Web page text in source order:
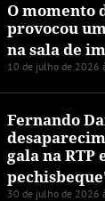
O momento
provocou
na sala de
10 de julho de 2026
Fernando
gala na RTP
30 de julho de 2026